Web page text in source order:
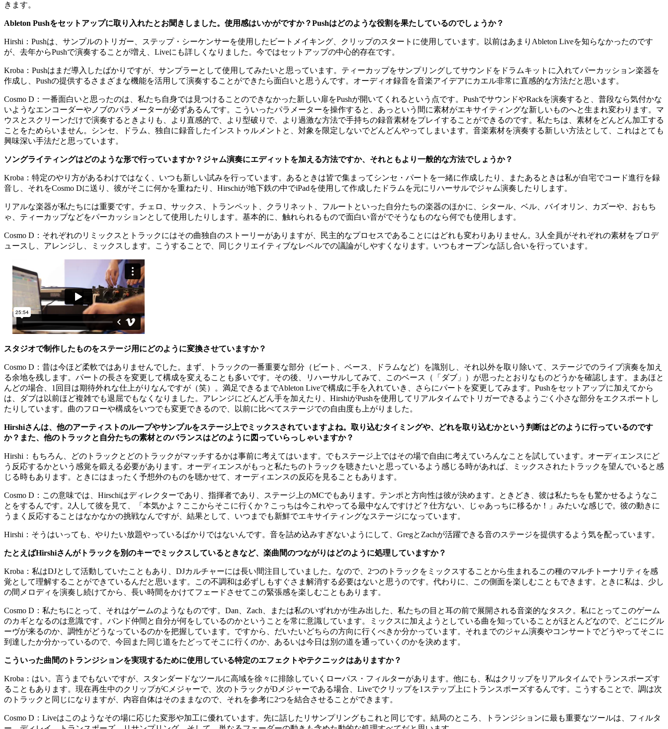
きます。
Ableton Pushをセットアップに取り入れたとお聞きしました。使用感はいかがですか？Pushはどのような役割を果たしているのでしょうか？
Hirshi ： Pushは、サンプルのトリガー、ステップ・シーケンサーを使用したビートメイキング、クリップのスタートに使用しています。以前はあまりAbleton Liveを知らなかったのです
が、去年からPushで演奏することが増え、Liveにも詳しくなりました。今ではセットアップの中心的存在です。
Kroba ： Pushはまだ導入したばかりですが、サンプラーとして使用してみたいと思っています。ティーカップをサンプリングしてサウンドをドラムキットに入れてパーカッション楽器を
作成し、Pushの提供するさまざまな機能を活用して演奏することができたら面白いと思うんです。オーディオ録音を音楽アイデアにカエル非常に直感的な方法だと思います。
Cosmo D ： 一番面白いと思ったのは、私たち自身では見つけることのできなかった新しい扉をPushが開いてくれるという点です。PushでサウンドやRackを演奏すると、普段なら気付かな
いようなエンコーダーやノブのパラメーターが必ずあるんです。こういったパラメーターを操作すると、あっという間に素材がエキサイティングな新しいものへと生まれ変わります。マ
ウスとスクリーンだけで演奏するときよりも、より直感的で、より型破りで、より過激な方法で手持ちの録音素材をプレイすることができるのです。私たちは、素材をどんどん加工する
ことをためらいません。シンセ、ドラム、独自に録音したインストゥルメントと、対象を限定しないでどんどんやってしまいます。音楽素材を演奏する新しい方法として、これはとても
興味深い手法だと思っています。
ソングライティングはどのような形で行っていますか？ジャム演奏にエディットを加える方法ですか、それともより一般的な方法でしょうか？
Kroba ： 特定のやり方があるわけではなく、いつも新しい試みを行っています。あるときは皆で集まってシンセ・パートを一緒に作成したり、またあるときは私が自宅でコード進行を録
音し、それをCosmo Dに送り、彼がそこに何かを重ねたり、Hirschiが地下鉄の中でiPadを使用して作成したドラムを元にリハーサルでジャム演奏したりします。
リアルな楽器が私たちには重要です。チェロ、サックス、トランペット、クラリネット、フルートといった自分たちの楽器のほかに、シタール、ベル、バイオリン、カズーや、おもち
ゃ、ティーカップなどをパーカッションとして使用したりします。基本的に、触れられるもので面白い音がでそうなものなら何でも使用します。
Cosmo D ： それぞれのリミックスとトラックにはその曲独自のストーリーがありますが、民主的なプロセスであることにはどれも変わりありません。3人全員がそれぞれの素材をプロデ
ュースし、アレンジし、ミックスします。こうすることで、同じクリエイティブなレベルでの議論がしやすくなります。いつもオープンな話し合いを行っています。
スタジオで制作したものをステージ用にどのように変換させていますか？
Cosmo D ： 昔は今ほど柔軟ではありませんでした。まず、トラックの一番重要な部分（ビート、ベース、ドラムなど）を識別し、それ以外を取り除いて、ステージでのライブ演奏を加え
る余地を残します。パートの長さを変更して構成を変えることも多いです。その後、リハーサルしてみて、このベース（「ダブ」）が思ったとおりなものどうかを確認します。まあほと
んどの場合、1回目は期待外れな仕上がりなんですが（笑）。満足できるまでAbleton Liveで構成に手を入れていき、さらにパートを変更してみます。Pushをセットアップに加えてから
は、ダブは以前ほど複雑でも退屈でもなくなりました。アレンジにどんどん手を加えたり、HirshiがPushを使用してリアルタイムでトリガーできるようごく小さな部分をエクスポートし
たりしています。曲のフローや構成をいつでも変更できるので、以前に比べてステージでの自由度も上がりました。
Hirshiさんは、他のアーティストのループやサンプルをステージ上でミックスされていますよね。取り込むタイミングや、どれを取り込むかという判断はどのように行っているのです
か？また、他のトラックと自分たちの素材とのバランスはどのように図っていらっしゃいますか？
Hirshi ： もちろん、どのトラックとどのトラックがマッチするかは事前に考えてはいます。でもステージ上ではその場で自由に考えていろんなことを試しています。オーディエンスにど
う反応するかという感覚を鍛える必要があります。オーディエンスがもっと私たちのトラックを聴きたいと思っているよう感じる時があれば、ミックスされたトラックを望んでいると感
じる時もあります。ときにはまったく予想外のものを聴かせて、オーディエンスの反応を見ることもあります。
Cosmo D ： この意味では、Hirschiはディレクターであり、指揮者であり、ステージ上のMCでもあります。テンポと方向性は彼が決めます。ときどき、彼は私たちをも驚かせるようなこ
とをするんです。2人して彼を見て、「本気かよ？ここからそこに行くか？こっちは今これやってる最中なんですけど？仕方ない、じゃあっちに移るか！」みたいな感じで。彼の動きに
うまく反応することはなかなかの挑戦なんですが、結果として、いつまでも新鮮でエキサイティングなステージになっています。
Hirshi ： そうはいっても、やりたい放題やっているばかりではないんです。音を詰め込みすぎないようにして、GregとZachが活躍できる音のステージを提供するよう気を配っています。
たとえばHirshiさんがトラックを別のキーでミックスしているときなど、楽曲間のつながりはどのように処理していますか？
Kroba ： 私はDJとして活動していたこともあり、DJカルチャーには長い間注目していました。なので、2つのトラックをミックスすることから生まれるこの種のマルチトーナリティを感
覚として理解することができているんだと思います。この不調和は必ずしもすぐさま解消する必要はないと思うのです。代わりに、この側面を楽しむこともできます。ときに私は、少し
の間メロディを演奏し続けてから、長い時間をかけてフェードさせてこの緊張感を楽しむこともあります。
Cosmo D ： 私たちにとって、それはゲームのようなものです。Dan、Zach、または私のいずれかが生み出した、私たちの目と耳の前で展開される音楽的なタスク。私にとってこのゲーム
のカギとなるのは意識です。バンド仲間と自分が何をしているのかということを常に意識しています。ミックスに加えようとしている曲を知っていることがほとんどなので、どこにグル
ーヴが来るのか、調性がどうなっているのかを把握しています。ですから、だいたいどちらの方向に行くべきか分かっています。それまでのジャム演奏やコンサートでどうやってそこに
到達したか分かっているので、今回また同じ道をたどってそこに行くのか、あるいは今日は別の道を通っていくのかを決めます。
こういった曲間のトランジションを実現するために使用している特定のエフェクトやテクニックはありますか？
Kroba ： はい。言うまでもないですが、スタンダードなツールに高域を徐々に排除していくローパス・フィルターがあります。他にも、私はクリップをリアルタイムでトランスポーズす
ることもあります。現在再生中のクリップがCメジャーで、次のトラックがDメジャーである場合、Liveでクリップを1ステップ上にトランスポーズするんです。こうすることで、調は次
のトラックと同じになりますが、内容自体はそのままなので、それを参考に2つを結合させることができます。
Cosmo D ： Liveはこのようなその場に応じた変形や加工に優れています。先に話したリサンプリングもこれと同じです。結局のところ、トランジションに最も重要なツールは、フィルタ